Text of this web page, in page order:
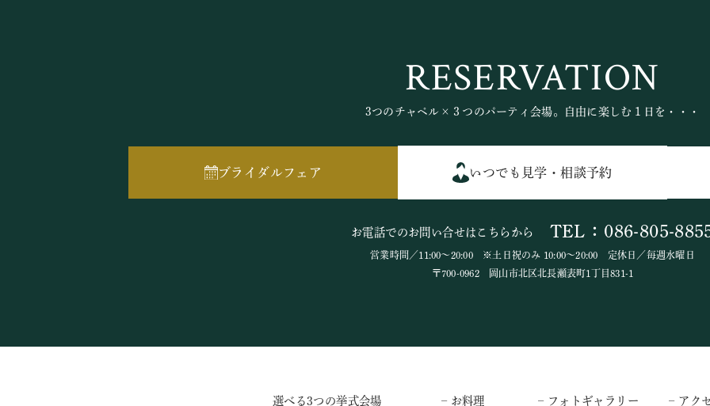
RESERVATION
3つのチャペル×３つのパーティ会場。自由に楽しむ１日を・・・
ブライダルフェア いつでも見学・相談予約
お電話でのお問い合せはこちらから TEL：086-805-
営業時間／11:00～20:00 ※土日祝のみ 10:00～20:00 定休日／毎週水曜日
〒700-0962 岡山市北区北長瀬表町1丁目831-1
選べる3つの挙式会場 – お料理 – フォトギャラリー – アク